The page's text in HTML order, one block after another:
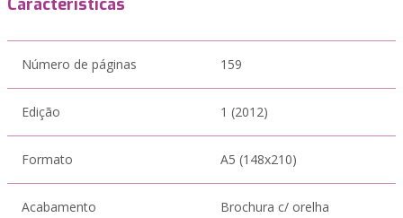
Características
Número de páginas 159
Edição 1 (2012)
Formato A5 (148x210)
Acabamento Brochura c/ orelha